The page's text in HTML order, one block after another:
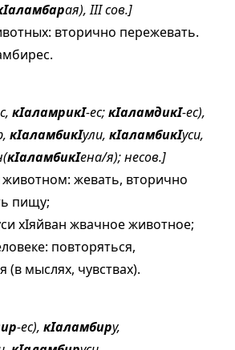
ая), III сов.]
вторично пережевать.
кIаламрикI-ес;кIаламдикI-ес),
кIаламбикIули, кIаламбикIуси,
кIаламбикIена/я); несов.]
жевать, вторично
пищу;
хIяйван жвачное животное;
повторяться,
(в мыслях, чувствах).
-ес), кIаламбиру,